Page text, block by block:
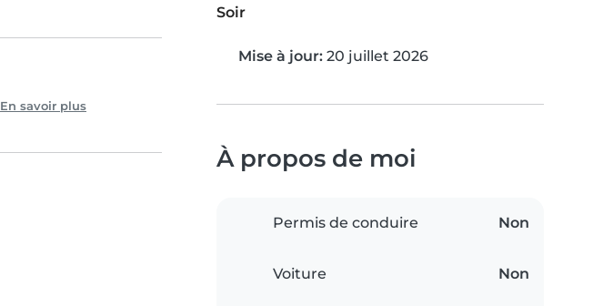
En savoir plus
Soir
Mise à jour: 20 juillet 2026
À propos de moi
Permis de conduire Non
Voiture Non